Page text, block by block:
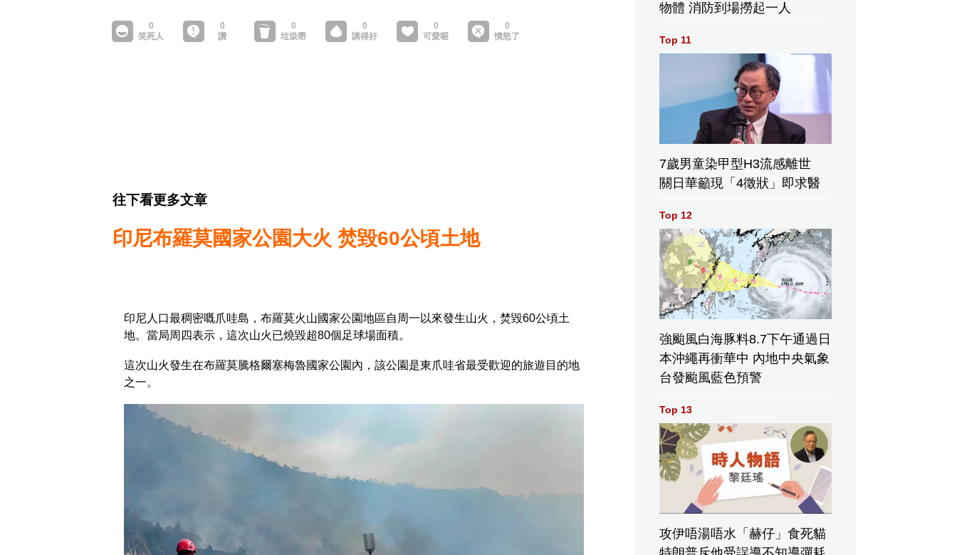
往下看更多文章
印尼布羅莫國家公園大火 焚毀60公頃土地
印尼人口最稠密嘅爪哇島，布羅莫火山國家公園地區自周一以來發生山火，焚毀60公頃土
地。當局周四表示，這次山火已燒毀超80個足球場面積。
這次山火發生在布羅莫騰格爾塞梅魯國家公園內，該公園是東爪哇省最受歡迎的旅遊目的地
之一。
物體 消防到場撈起一人
Top 11
7歲男童染甲型H3流感離世
關日華籲現「4徵狀」即求醫
Top 12
強颱風白海豚料8.7下午通過日
本沖繩再衝華中 內地中央氣象
台發颱風藍色預警
Top 13
攻伊唔湯唔水「赫仔」食死貓